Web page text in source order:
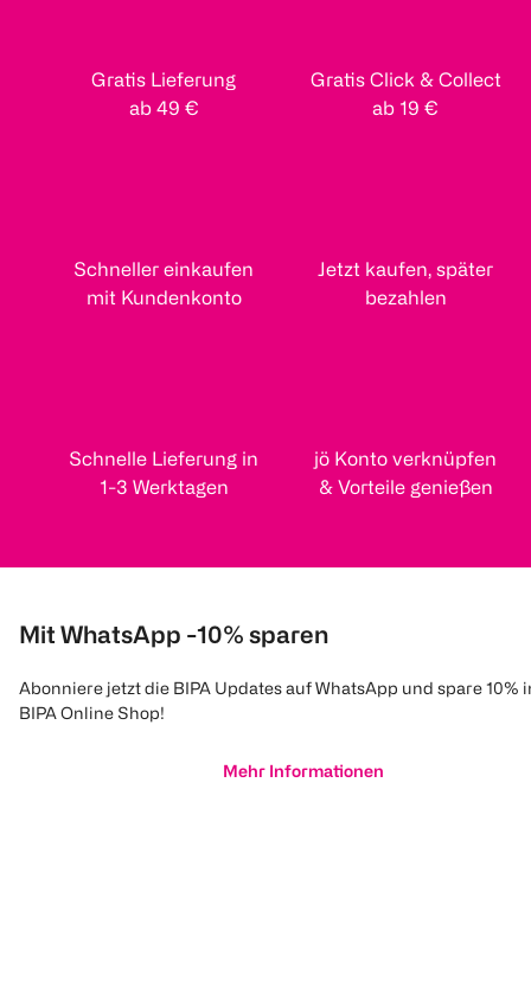
Gratis Lieferung
ab 49 €
Gratis Click & Collect
ab 19 €
Schneller einkaufen
mit Kundenkonto
Jetzt kaufen, später
bezahlen
Schnelle Lieferung in
1-3 Werktagen
jö Konto verknüpfen
& Vorteile genießen
Mit WhatsApp -10% sparen
Abonniere jetzt die BIPA Updates auf WhatsApp und spare 10%
BIPA Online Shop!
Mehr Informationen